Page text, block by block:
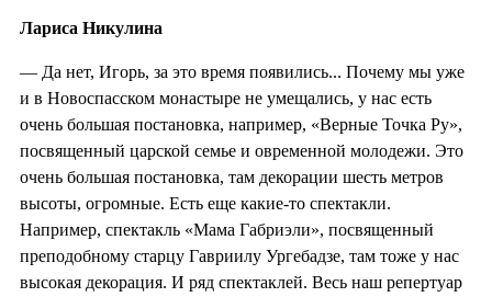
Лариса Никулина
— Да нет, Игорь, за это время появились... Почему мы уже
и в Новоспасском монастыре не умещались, у нас есть
очень большая постановка, например, «Верные Точка Ру»,
посвященный царской семье и овременной молодежи. Это
очень большая постановка, там декорации шесть метров
высоты, огромные. Есть еще какие-то спектакли.
Например, спектакль «Мама Габриэли», посвященный
преподобному старцу Гавриилу Ургебадзе, там тоже у нас
высокая декорация. И ряд спектаклей. Весь наш репертуар